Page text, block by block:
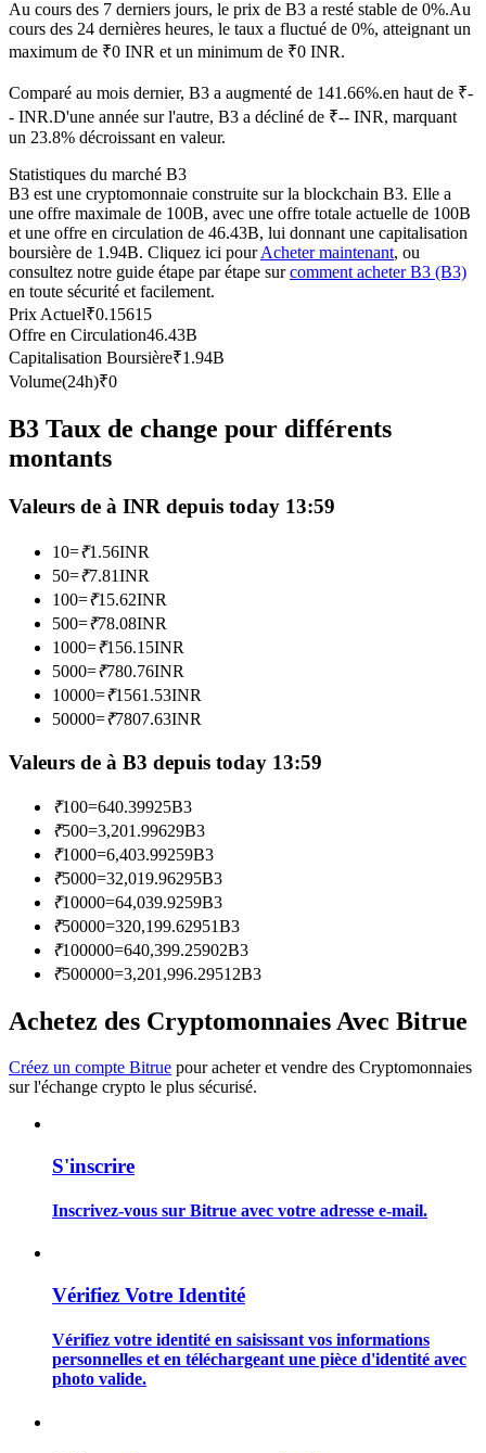
Futures USDC
Futures utilisant l'USDC comme garantie
Copie de Trading
Devenez un trader de copie
Profitez du partage des bénéfices et des commissions de copy
trading
Information
Analyse de mégadonnées, y compris des informations
commerciales, etc.
Guide
Guide de démarrage des contrats à terme
Au cours des 7 derniers jours, le prix de B3 a resté stable de 0%.Au
cours des 24 dernières heures, le taux a fluctué de 0%, atteignant un
maximum de ₹0 INR et un minimum de ₹0 INR.
Comparé au mois dernier, B3 a augmenté de 141.66%.en haut de ₹-
- INR.D'une année sur l'autre, B3 a décliné de ₹-- INR, marquant
un 23.8% décroissant en valeur.
Statistiques du marché B3
B3 est une cryptomonnaie construite sur la blockchain B3. Elle a
une offre maximale de 100B, avec une offre totale actuelle de 100B
et une offre en circulation de 46.43B, lui donnant une capitalisation
boursière de 1.94B. Cliquez ici pourAcheter maintenant, ou
consultez notre guide étape par étape surcomment acheter B3 (B3)
en toute sécurité et facilement.
Prix Actuel₹0.15615
Offre en Circulation46.43B
Capitalisation Boursière₹1.94B
Volume(24h)₹0
B3 Taux de change pour différents
montants
Valeurs de à INR depuis today 13:59
10=₹1.56INR
50=₹7.81INR
100=₹15.62INR
500=₹78.08INR
1000=₹156.15INR
5000=₹780.76INR
10000=₹1561.53INR
50000=₹7807.63INR
Valeurs de à B3 depuis today 13:59
₹100=640.39925B3
₹500=3,201.99629B3
₹1000=6,403.99259B3
₹5000=32,019.96295B3
₹10000=64,039.9259B3
₹50000=320,199.62951B3
₹100000=640,399.25902B3
₹500000=3,201,996.29512B3
Achetez des Cryptomonnaies Avec Bitrue
Créez un compte Bitrue pour acheter et vendre des Cryptomonnaies
sur l'échange crypto le plus sécurisé.
S'inscrire
Inscrivez-vous sur Bitrue avec votre adresse e-mail.
Vérifiez Votre Identité
Vérifiez votre identité en saisissant vos informations
personnelles et en téléchargeant une pièce d'identité avec
photo valide.